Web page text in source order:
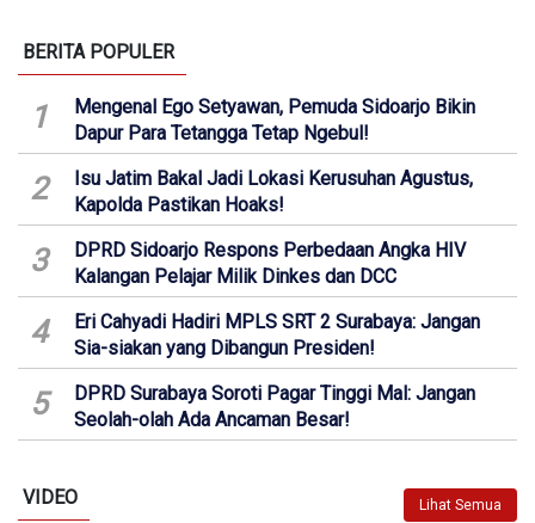
BERITA POPULER
1
Mengenal Ego Setyawan, Pemuda Sidoarjo Bikin
Dapur Para Tetangga Tetap Ngebul!
2
Isu Jatim Bakal Jadi Lokasi Kerusuhan Agustus,
Kapolda Pastikan Hoaks!
3
DPRD Sidoarjo Respons Perbedaan Angka HIV
Kalangan Pelajar Milik Dinkes dan DCC
4
Eri Cahyadi Hadiri MPLS SRT 2 Surabaya: Jangan
Sia-siakan yang Dibangun Presiden!
5
DPRD Surabaya Soroti Pagar Tinggi Mal: Jangan
Seolah-olah Ada Ancaman Besar!
VIDEO Lihat Semua